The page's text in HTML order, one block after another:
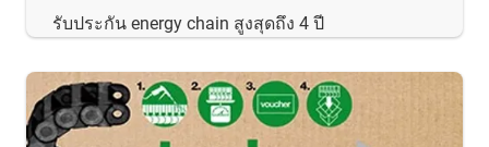
รับประกัน energy chain สูงสุดถึง 4 ปี